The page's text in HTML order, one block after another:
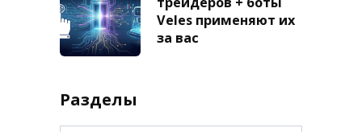
Veles применяют их
за вас
Разделы